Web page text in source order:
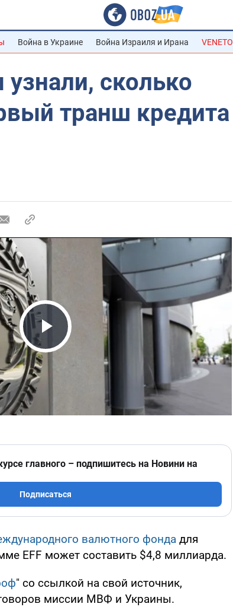
Война в Украине Война Израиля и Ирана VENETO
сколько
транш кредита
Play Video
главного – подпишитесь на Новини на
Подписаться
валютного фонда для
EFF может составить $4,8 миллиарда.
" со ссылкой на свой источник,
миссии МВФ и Украины.